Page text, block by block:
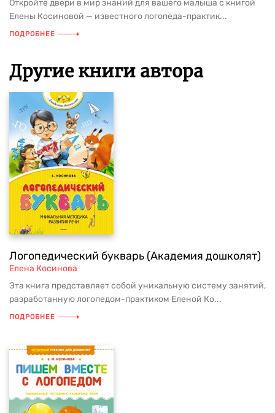
Откройте двери в мир знаний для вашего малыша с книгой
Елены Косиновой — известного логопеда-практик...
ПОДРОБНЕЕ
Другие книги автора
Логопедический букварь (Академия дошколят)
Елена Косинова
Эта книга представляет собой уникальную систему занятий,
разработанную логопедом-практиком Еленой Ко...
ПОДРОБНЕЕ